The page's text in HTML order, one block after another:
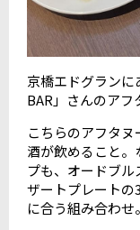
京橋エドグラン
BAR」さんのアフ
こちらのアフタ
酒が飲めること
プも、オードブ
ザートプレートの
に合う組み合わせ。